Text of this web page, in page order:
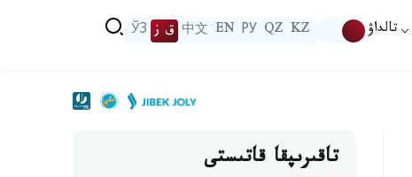
تالداۋ KZ
QZ
РУ
EN
中文 ق ز ЎЗ
تاقىرىپقا قاتىستى